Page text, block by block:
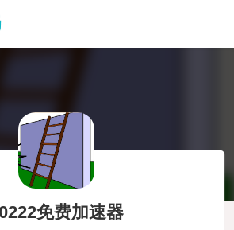
免费加速器